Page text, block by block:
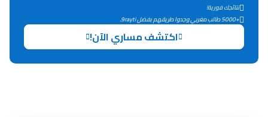
نتائجك فورية!
+5000 طالب مغربي وجدوا طريقهم بفضل 9rayti.
اكتشف مساري الآن!